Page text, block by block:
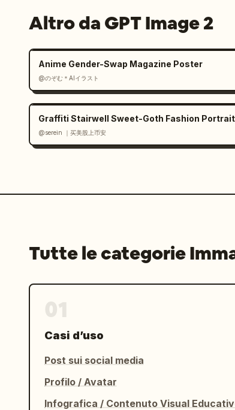
Altro da GPT Image 2
Anime Gender-Swap Magazine Poster
@のぞむ＊AIイラスト
Graffiti Stairwell Sweet-Goth Fashion Portrait
@serein ｜买美股上币安
Tutte le categorie
Casi d’uso
Post sui social media
Profilo / Avatar
Infografica / Contenuto Visual